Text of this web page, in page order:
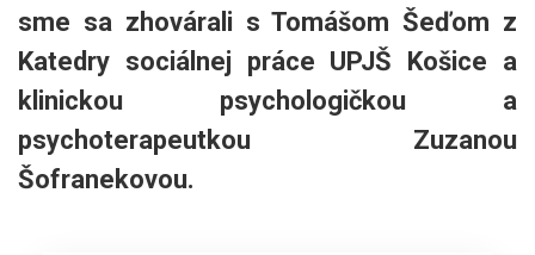
sme sa zhovárali s Tomášom Šeďom z
Katedry sociálnej práce UPJŠ Košice a
klinickou psychologičkou a
psychoterapeutkou Zuzanou
Šofranekovou.